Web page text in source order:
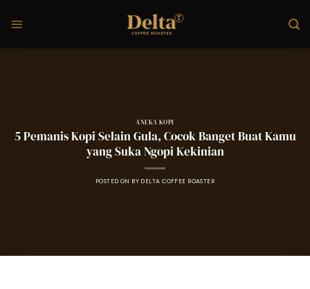
content
ANEKA KOPI
5 Pemanis Kopi Selain Gula, Cocok Banget Buat Kamu
yang Suka Ngopi Kekinian
POSTED ON BY DELTA COFFEE ROASTER